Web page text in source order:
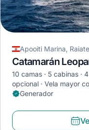
Apooiti Marina,
Catamarán
10 camas 5 cabinas
opcional
Vela mayor
Generador